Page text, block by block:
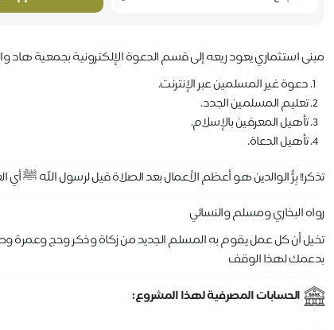
مبنى استثماري يعود ريعه إلى قسم الدعوة الإلكترونية بجمعية هاد
دعوة غير المسلمين عبر الإنترنت.
تعليم المسلمين الجدد.
تأهيل المعرفين بالإسلام.
تأهيل الدعاة.
تذكر!! بِرُّ الوالدين هو أعظم الأعمال بعد الصلاة قيل لرسول الله ﷺ أي
رواه البخاري ومسلم والنسائي
تخيل أن كل عمل يقوم به المسلم الجديد من زكاة وذكر وحج وعمرة
بدعمك لهذا الوقف
الحسابات المصرفية لهذا المشروع: